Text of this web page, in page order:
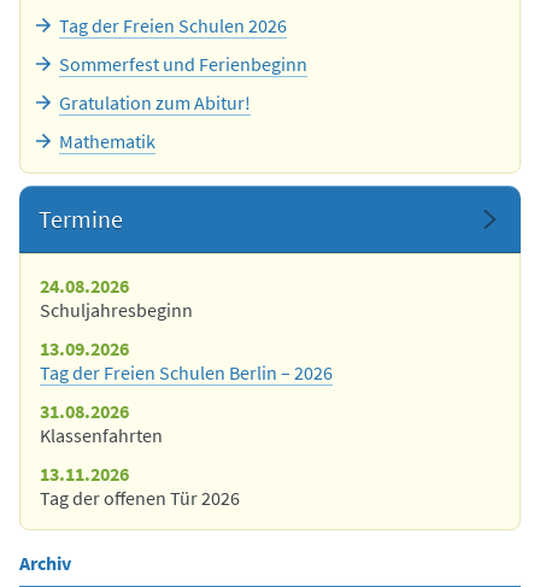
Tag der Freien Schulen 2026
Sommerfest und Ferienbeginn
Gratulation zum Abitur!
Mathematik
Termine
24.08.2026
Schuljahresbeginn
13.09.2026
Tag der Freien Schulen Berlin – 2026
31.08.2026
Klassenfahrten
13.11.2026
Tag der offenen Tür 2026
Archiv